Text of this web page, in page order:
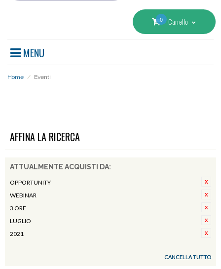
0 Carrello
MENU
Home / Eventi
AFFINA LA RICERCA
ATTUALMENTE ACQUISTI DA:
OPPORTUNITY
WEBINAR
3 ORE
LUGLIO
2021
CANCELLA TUTTO